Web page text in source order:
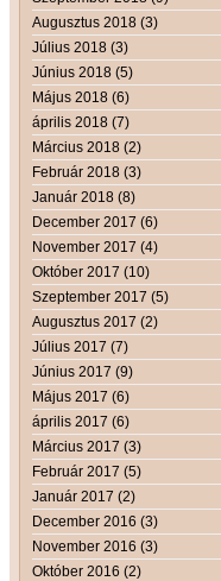
Augusztus 2018 (3)
Július 2018 (3)
Június 2018 (5)
Május 2018 (6)
április 2018 (7)
Március 2018 (2)
Február 2018 (3)
Január 2018 (8)
December 2017 (6)
November 2017 (4)
Október 2017 (10)
Szeptember 2017 (5)
Augusztus 2017 (2)
Július 2017 (7)
Június 2017 (9)
Május 2017 (6)
április 2017 (6)
Március 2017 (3)
Február 2017 (5)
Január 2017 (2)
December 2016 (3)
November 2016 (3)
Október 2016 (2)